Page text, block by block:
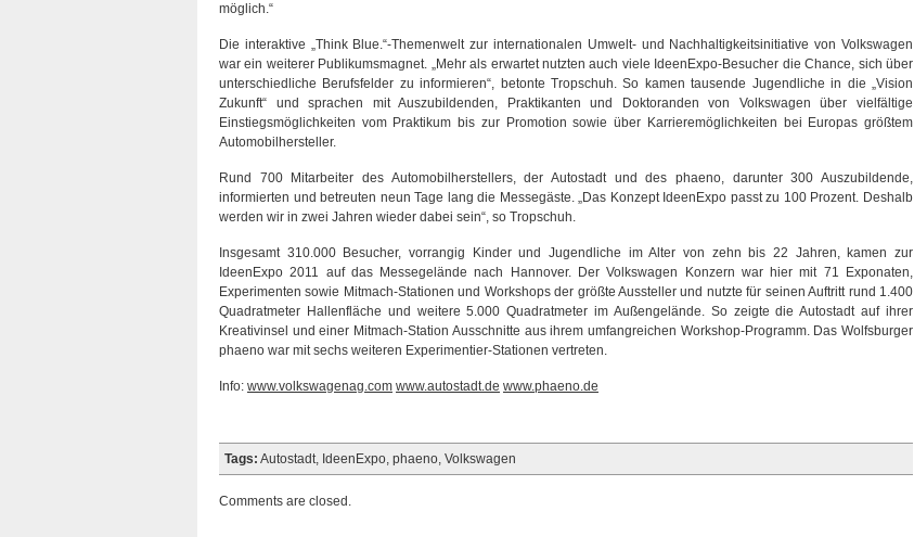
möglich.“
Die interaktive „Think Blue.“-Themenwelt zur internationalen Umwelt- und Nachhaltigkeitsinitiative von Volkswagen
war ein weiterer Publikumsmagnet. „Mehr als erwartet nutzten auch viele IdeenExpo-Besucher die Chance, sich über
unterschiedliche Berufsfelder zu informieren“, betonte Tropschuh. So kamen tausende Jugendliche in die „Vision
Zukunft“ und sprachen mit Auszubildenden, Praktikanten und Doktoranden von Volkswagen über vielfältige
Einstiegsmöglichkeiten vom Praktikum bis zur Promotion sowie über Karrieremöglichkeiten bei Europas größtem
Automobilhersteller.
Rund 700 Mitarbeiter des Automobilherstellers, der Autostadt und des phaeno, darunter 300 Auszubildende,
informierten und betreuten neun Tage lang die Messegäste. „Das Konzept IdeenExpo passt zu 100 Prozent. Deshalb
werden wir in zwei Jahren wieder dabei sein“, so Tropschuh.
Insgesamt 310.000 Besucher, vorrangig Kinder und Jugendliche im Alter von zehn bis 22 Jahren, kamen zur
IdeenExpo 2011 auf das Messegelände nach Hannover. Der Volkswagen Konzern war hier mit 71 Exponaten,
Experimenten sowie Mitmach-Stationen und Workshops der größte Aussteller und nutzte für seinen Auftritt rund 1.400
Quadratmeter Hallenfläche und weitere 5.000 Quadratmeter im Außengelände. So zeigte die Autostadt auf ihrer
Kreativinsel und einer Mitmach-Station Ausschnitte aus ihrem umfangreichen Workshop-Programm. Das Wolfsburger
phaeno war mit sechs weiteren Experimentier-Stationen vertreten.
Info: www.volkswagenag.com www.autostadt.de www.phaeno.de
Tags: Autostadt, IdeenExpo, phaeno, Volkswagen
Comments are closed.